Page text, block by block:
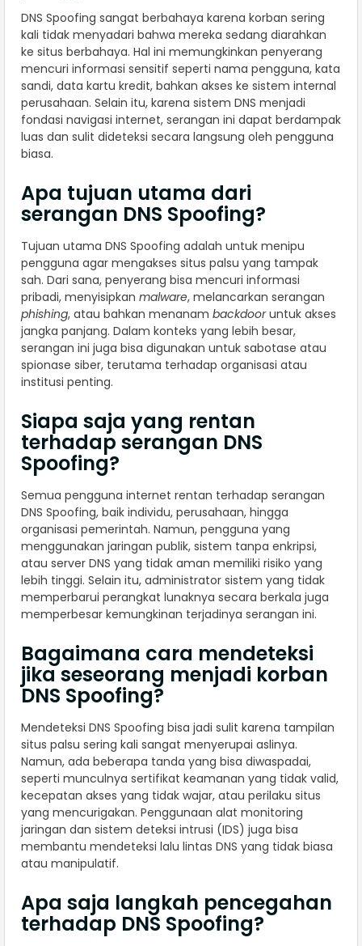
DNS Spoofing sangat berbahaya karena korban sering
kali tidak menyadari bahwa mereka sedang diarahkan
ke situs berbahaya. Hal ini memungkinkan penyerang
mencuri informasi sensitif seperti nama pengguna, kata
sandi, data kartu kredit, bahkan akses ke sistem internal
perusahaan. Selain itu, karena sistem DNS menjadi
fondasi navigasi internet, serangan ini dapat berdampak
luas dan sulit dideteksi secara langsung oleh pengguna
biasa.
Apa tujuan utama dari
serangan DNS Spoofing?
Tujuan utama DNS Spoofing adalah untuk menipu
pengguna agar mengakses situs palsu yang tampak
sah. Dari sana, penyerang bisa mencuri informasi
pribadi, menyisipkan malware, melancarkan serangan
phishing, atau bahkan menanam backdooruntuk akses
jangka panjang. Dalam konteks yang lebih besar,
serangan ini juga bisa digunakan untuk sabotase atau
spionase siber, terutama terhadap organisasi atau
institusi penting.
Siapa saja yang rentan
terhadap serangan DNS
Spoofing?
Semua pengguna internet rentan terhadap serangan
DNS Spoofing, baik individu, perusahaan, hingga
organisasi pemerintah. Namun, pengguna yang
menggunakan jaringan publik, sistem tanpa enkripsi,
atau server DNS yang tidak aman memiliki risiko yang
lebih tinggi. Selain itu, administrator sistem yang tidak
memperbarui perangkat lunaknya secara berkala juga
memperbesar kemungkinan terjadinya serangan ini.
Bagaimana cara mendeteksi
jika seseorang menjadi korban
DNS Spoofing?
Mendeteksi DNS Spoofing bisa jadi sulit karena tampilan
situs palsu sering kali sangat menyerupai aslinya.
Namun, ada beberapa tanda yang bisa diwaspadai,
seperti munculnya sertifikat keamanan yang tidak valid,
kecepatan akses yang tidak wajar, atau perilaku situs
yang mencurigakan. Penggunaan alat monitoring
jaringan dan sistem deteksi intrusi (IDS) juga bisa
membantu mendeteksi lalu lintas DNS yang tidak biasa
atau manipulatif.
Apa saja langkah pencegahan
terhadap DNS Spoofing?